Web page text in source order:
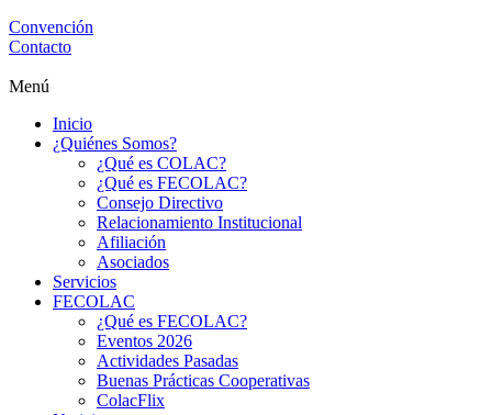
Convención
Contacto
Menú
Inicio
¿Quiénes Somos?
¿Qué es COLAC?
¿Qué es FECOLAC?
Consejo Directivo
Relacionamiento Institucional
Afiliación
Asociados
Servicios
FECOLAC
¿Qué es FECOLAC?
Eventos 2026
Actividades Pasadas
Buenas Prácticas Cooperativas
ColacFlix